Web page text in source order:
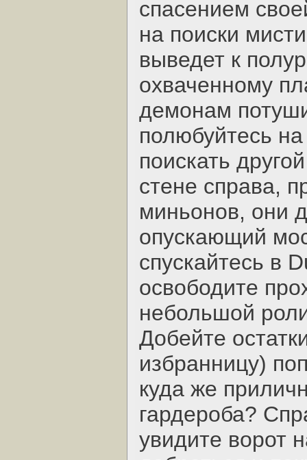
спасением
на поиски
выведет к
охваченному
демонам
полюбуйтесь
поискать
стене справа,
миньонов, они
опускающий
спускайтесь в
освободите
небольшой
Добейте
избранницу)
куда же
гардероба?
увидите ворот